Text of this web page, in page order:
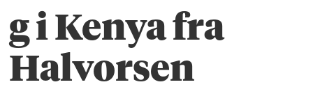
g i Kenya fra
Halvorsen